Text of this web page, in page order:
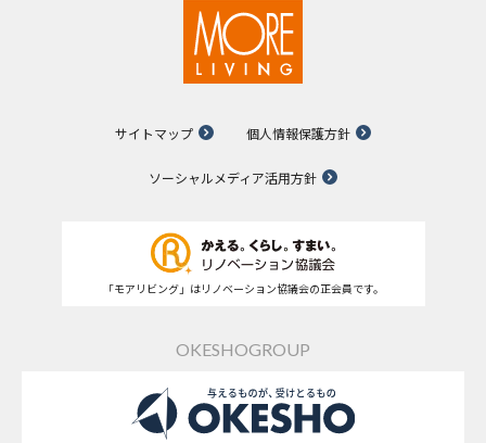
サイトマップ 個人情報保護方針
ソーシャルメディア活用方針
「モアリビング」はリノベーション協議会の正会員です。
OKESHOGROUP